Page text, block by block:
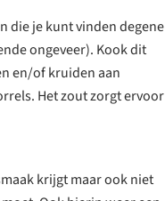
die je kunt vinden degene
ongeveer). Kook dit
en/of kruiden aan
Het zout zorgt ervoor
krijgt maar ook niet